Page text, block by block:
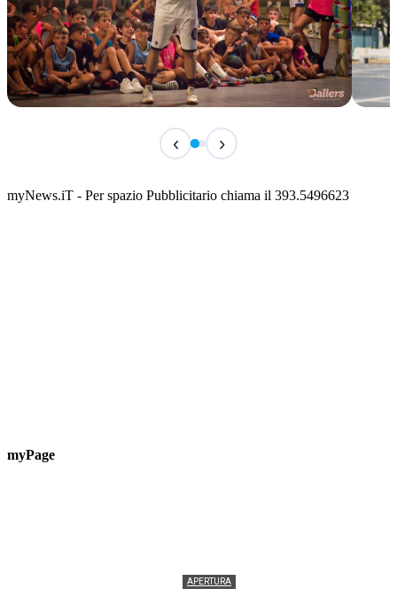
Classic Contest 3vs3 Memorial Michele
📅 6 Agosto 2026 · 09:00 · 📍 Lungomare C. Colombo
‹ ›
myNews.iT - Per spazio Pubblicitario chiama il 393.5496623
myPage
APERTURA